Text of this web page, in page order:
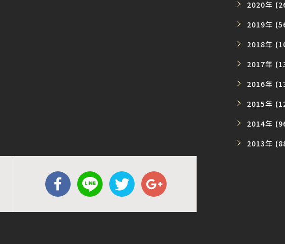
2020年
2019年
2018年
2017年
2016年
2015年
2014年
2013年